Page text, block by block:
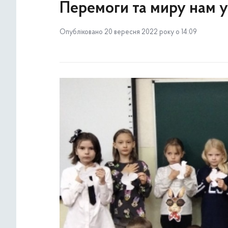
Перемоги та миру нам
Опубліковано 20 вересня 2022 року о 14:09